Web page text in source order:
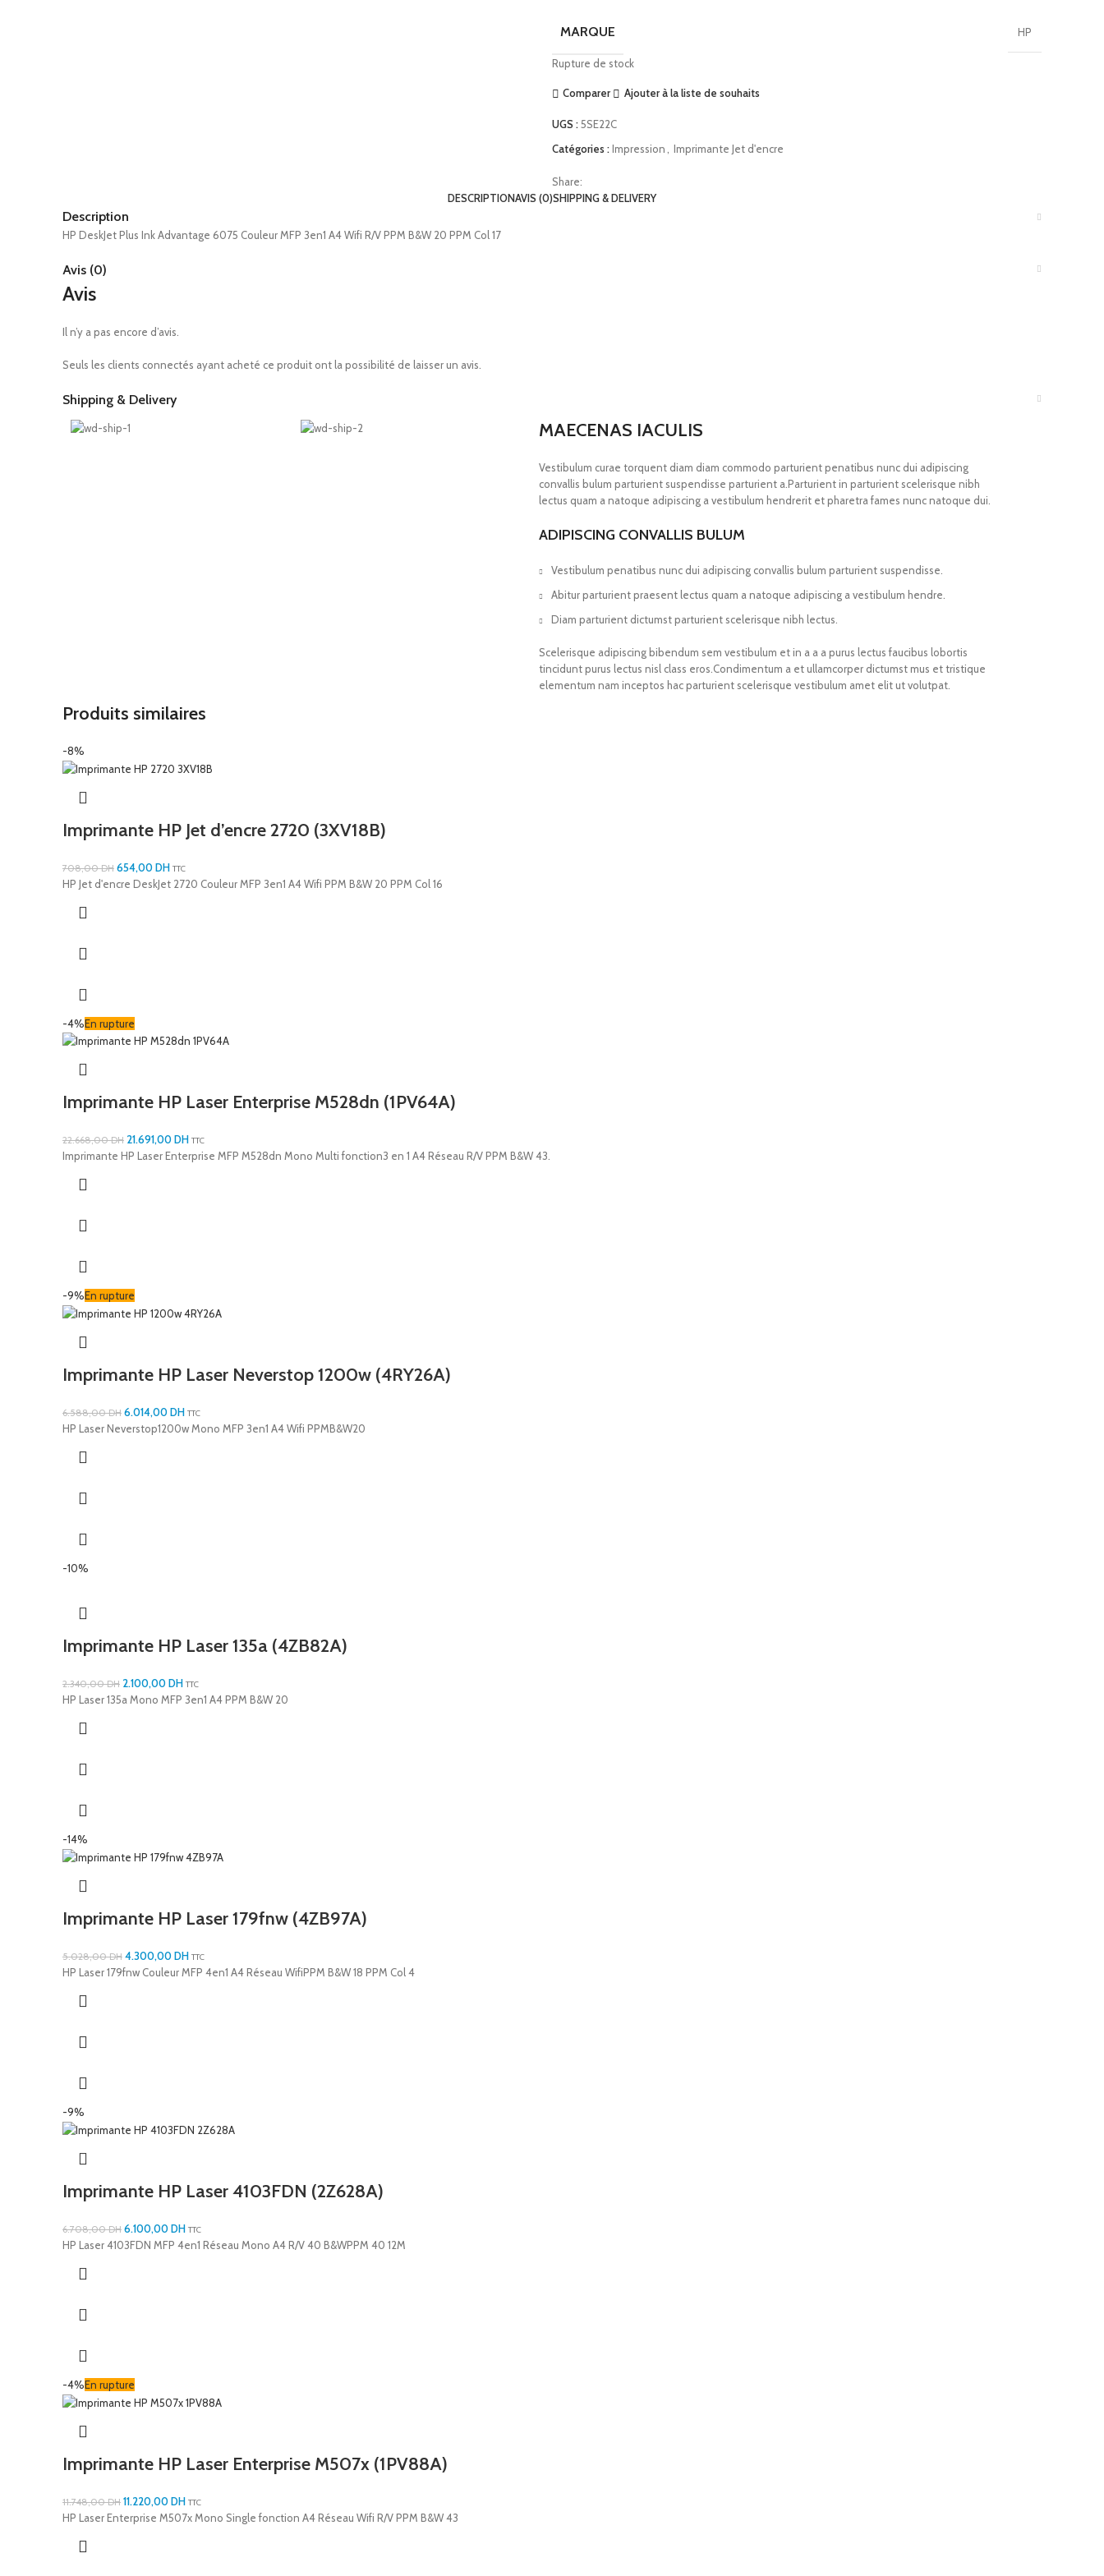
MARQUE HP
Rupture de stock
Comparer Ajouter à la liste de souhaits
UGS :5SE22C
Catégories :Impression Imprimante Jet d'encre
Share:
DESCRIPTIONAVIS (0)SHIPPING & DELIVERY
Description
HP DeskJet Plus Ink Advantage 6075 Couleur MFP 3en1 A4 Wifi R/V PPM B&W 20 PPM Col 17
Avis (0)
Avis
Il n’y a pas encore d’avis.
Seuls les clients connectés ayant acheté ce produit ont la possibilité de laisser un avis.
Shipping & Delivery
MAECENAS IACULIS
Vestibulum curae torquent diam diam commodo parturient penatibus nunc dui adipiscing
convallis bulum parturient suspendisse parturient a.Parturient in parturient scelerisque nibh
lectus quam a natoque adipiscing a vestibulum hendrerit et pharetra fames nunc natoque dui.
ADIPISCING CONVALLIS BULUM
Vestibulum penatibus nunc dui adipiscing convallis bulum parturient suspendisse.
Abitur parturient praesent lectus quam a natoque adipiscing a vestibulum hendre.
Diam parturient dictumst parturient scelerisque nibh lectus.
Scelerisque adipiscing bibendum sem vestibulum et in a a a purus lectus faucibus lobortis
tincidunt purus lectus nisl class eros.Condimentum a et ullamcorper dictumst mus et tristique
elementum nam inceptos hac parturient scelerisque vestibulum amet elit ut volutpat.
Produits similaires
-8%
Imprimante HP Jet d’encre 2720 (3XV18B)
708,00DH 654,00DH TTC
HP Jet d'encre DeskJet 2720 Couleur MFP 3en1 A4 Wifi PPM B&W 20 PPM Col 16
-4%En rupture
Imprimante HP Laser Enterprise M528dn (1PV64A)
22.668,00DH 21.691,00DH TTC
Imprimante HP Laser Enterprise MFP M528dn Mono Multi fonction3 en 1 A4 Réseau R/V PPM B&W 43.
-9%En rupture
Imprimante HP Laser Neverstop 1200w (4RY26A)
6.588,00DH 6.014,00DH TTC
HP Laser Neverstop1200w Mono MFP 3en1 A4 Wifi PPMB&W20
-10%
Imprimante HP Laser 135a (4ZB82A)
2.340,00DH 2.100,00DH TTC
HP Laser 135a Mono MFP 3en1 A4 PPM B&W 20
-14%
Imprimante HP Laser 179fnw (4ZB97A)
5.028,00DH 4.300,00DH TTC
HP Laser 179fnw Couleur MFP 4en1 A4 Réseau WifiPPM B&W 18 PPM Col 4
-9%
Imprimante HP Laser 4103FDN (2Z628A)
6.708,00DH 6.100,00DH TTC
HP Laser 4103FDN MFP 4en1 Réseau Mono A4 R/V 40 B&WPPM 40 12M
-4%En rupture
Imprimante HP Laser Enterprise M507x (1PV88A)
11.748,00DH 11.220,00DH TTC
HP Laser Enterprise M507x Mono Single fonction A4 Réseau Wifi R/V PPM B&W 43